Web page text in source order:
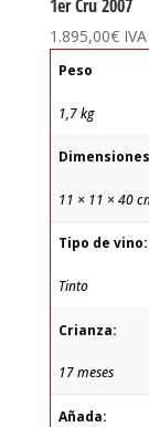
1er Cru 2007
1.895,00€
Peso
1,7 kg
Dimensiones
11 × 11 × 40
Tipo de vino:
Tinto
Crianza:
17 meses
Añada: